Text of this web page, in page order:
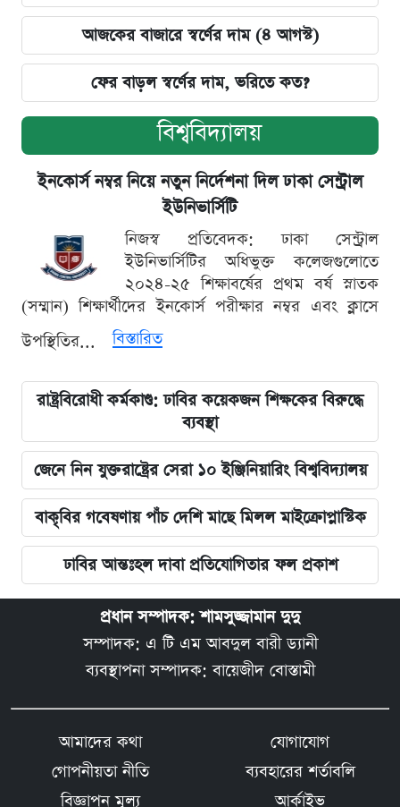
আজকের বাজারে স্বর্ণের দাম (৪ আগস্ট)
ফের বাড়ল স্বর্ণের দাম, ভরিতে কত?
বিশ্ববিদ্যালয়
ইনকোর্স নম্বর নিয়ে নতুন নির্দেশনা দিল ঢাকা সেন্ট্রাল
ইউনিভার্সিটি
নিজস্ব প্রতিবেদক: ঢাকা সেন্ট্রাল
ইউনিভার্সিটির অধিভুক্ত কলেজগুলোতে
২০২৪-২৫ শিক্ষাবর্ষের প্রথম বর্ষ স্নাতক
(সম্মান) শিক্ষার্থীদের ইনকোর্স পরীক্ষার নম্বর এবং ক্লাসে
উপস্থিতির...
বিস্তারিত
রাষ্ট্রবিরোধী কর্মকাণ্ড: ঢাবির কয়েকজন শিক্ষকের বিরুদ্ধে
ব্যবস্থা
জেনে নিন যুক্তরাষ্ট্রের সেরা ১০ ইঞ্জিনিয়ারিং বিশ্ববিদ্যালয়
বাকৃবির গবেষণায় পাঁচ দেশি মাছে মিলল মাইক্রোপ্লাস্টিক
ঢাবির আন্তঃহল দাবা প্রতিযোগিতার ফল প্রকাশ
প্রধান সম্পাদক: শামসুজ্জামান দুদু
সম্পাদক: এ টি এম আবদুল বারী ড্যানী
ব্যবস্থাপনা সম্পাদক: বায়েজীদ বোস্তামী
আমাদের কথা
যোগাযোগ
গোপনীয়তা নীতি
ব্যবহারের শর্তাবলি
বিজ্ঞাপন মূল্য
আর্কাইভ